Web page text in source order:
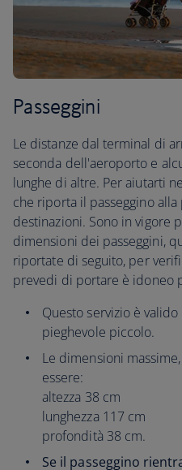
Passeggini
Le distanze dal terminal di
seconda dell'aeroporto e
lunghe di altre. Per aiutarti
che riporta il passeggino
destinazioni. Sono in vigore
dimensioni dei passeggini,
riportate di seguito, per
prevedi di portare è idoneo
Questo servizio è
pieghevole piccolo.
Le dimensioni
essere:
altezza 38 cm
lunghezza 117 cm
profondità 38 cm.
Se il passeggino